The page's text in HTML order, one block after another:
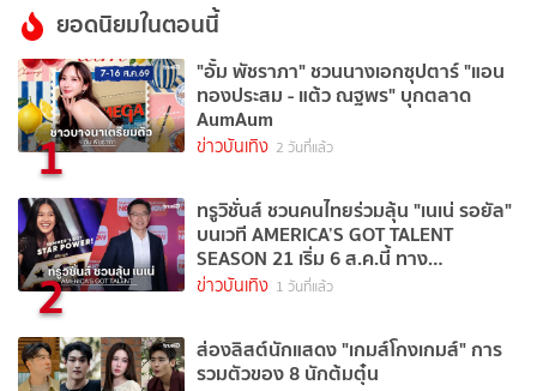
ยอดนิยมในตอนนี้
1
"อั้ม พัชราภา" ชวนนางเอกซุปตาร์ "แอน
ทองประสม - แต้ว ณฐพร" บุกตลาด
AumAum
ข่าวบันเทิง 2 วันที่แล้ว
2
ทรูวิชั่นส์ ชวนคนไทยร่วมลุ้น "เนเน่ รอยัล"
บนเวที AMERICA’S GOT TALENT
SEASON 21 เริ่ม 6 ส.ค.นี้ ทาง
TrueVisions NOW
ข่าวบันเทิง 1 วันที่แล้ว
ส่องลิสต์นักแสดง "เกมส์โกงเกมส์" การ
รวมตัวของ 8 นักต้มตุ๋น